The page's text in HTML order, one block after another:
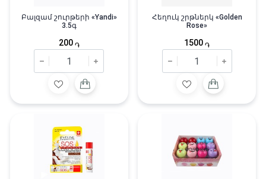
Բալզամ շուրթերի «Yandi»
3.5գ
200 ֏
Հեղուկ շրթներկ «Golden
Rose»
1500 ֏